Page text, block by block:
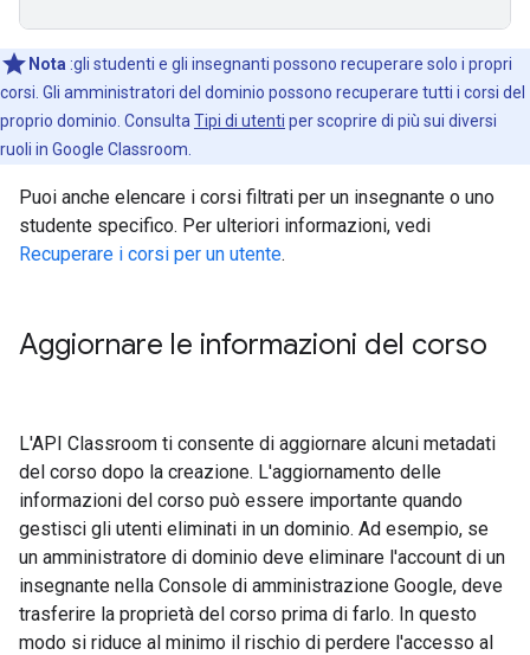
Nota :gli studenti e gli insegnanti possono recuperare solo i propri
corsi. Gli amministratori del dominio possono recuperare tutti i corsi del
proprio dominio. Consulta Tipi di utenti per scoprire di più sui diversi
ruoli in Google Classroom.
Puoi anche elencare i corsi filtrati per un insegnante o uno
studente specifico. Per ulteriori informazioni, vedi
Recuperare i corsi per un utente.
Aggiornare le informazioni del corso
L'API Classroom ti consente di aggiornare alcuni metadati
del corso dopo la creazione. L'aggiornamento delle
informazioni del corso può essere importante quando
gestisci gli utenti eliminati in un dominio. Ad esempio, se
un amministratore di dominio deve eliminare l'account di un
insegnante nella Console di amministrazione Google, deve
trasferire la proprietà del corso prima di farlo. In questo
modo si riduce al minimo il rischio di perdere l'accesso al